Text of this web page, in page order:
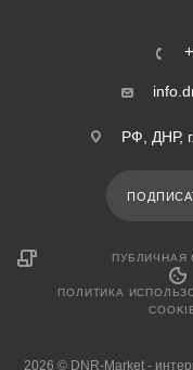
РФ, ДНР,
ПУБЛИЧНАЯ
ПОЛИТИКА
2026 © DNR-Market -